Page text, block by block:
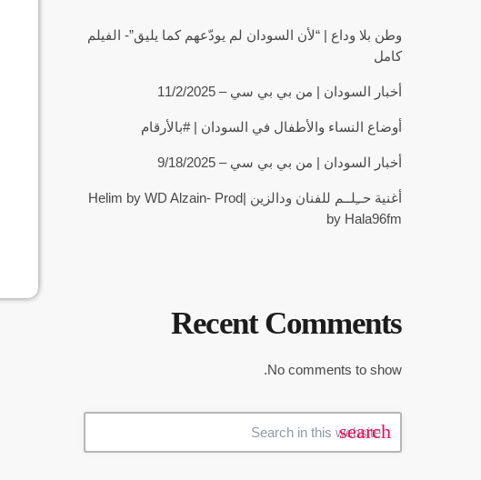
وطن بلا وداع | “لأن السودان لم يودّعهم كما يليق”- الفيلم
كامل
أخبار السودان | من بي بي سي – 11/2/2025
أوضاع النساء والأطفال في السودان | #بالأرقام
أخبار السودان | من بي بي سي – 9/18/2025
أغنية حــِلــم للفنان ودالزين |Helim by WD Alzain- Prod
by Hala96fm
Recent Comments
No comments to show.
search